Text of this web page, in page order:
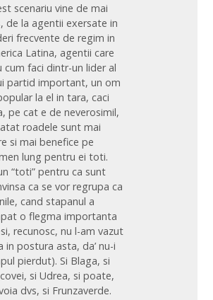
scenariu vine de mai
de la agentii exersate in
frecvente de regim in
Latina, agentii care
cum faci dintr-un lider al
partid important, un om
la el in tara, caci
pe cat e de neverosimil,
roadele sunt mai
si mai benefice pe
lung pentru ei toti.
“toti” pentru ca sunt
ca se vor regrupa ca
cand stapanul a
o flegma importanta
recunosc, nu l-am vazut
in postura asta, da’ nu-i
pierdut). Si Blaga, si
si Udrea, si poate,
dvs, si Frunzaverde.